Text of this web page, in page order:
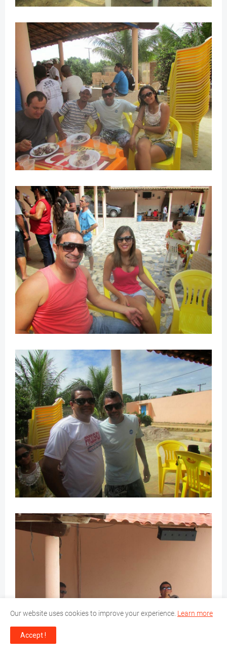
Our website uses cookies to improve your experience. Learn more
Accept !